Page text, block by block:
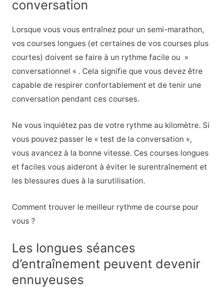
conversation
Lorsque vous vous entraînez pour un semi-marathon,
vos courses longues (et certaines de vos courses plus
courtes) doivent se faire à un rythme facile ou »
conversationnel « . Cela signifie que vous devez être
capable de respirer confortablement et de tenir une
conversation pendant ces courses.
Ne vous inquiétez pas de votre rythme au kilomètre. Si
vous pouvez passer le « test de la conversation »,
vous avancez à la bonne vitesse. Ces courses longues
et faciles vous aideront à éviter le surentraînement et
les blessures dues à la surutilisation.
Comment trouver le meilleur rythme de course pour
vous ?
Les longues séances
d’entraînement peuvent devenir
ennuyeuses